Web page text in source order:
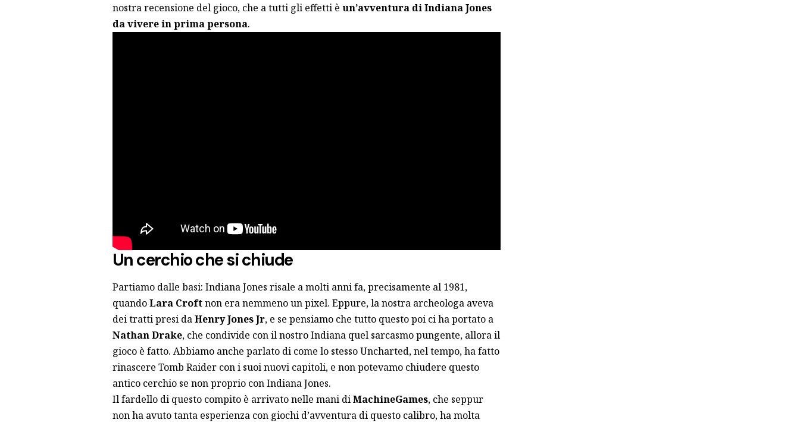
nostra recensione del gioco, che a tutti gli effetti è un’avventura di Indiana Jones
da vivere in prima persona.
Un cerchio che si chiude
Partiamo dalle basi: Indiana Jones risale a molti anni fa, precisamente al 1981,
quandoLara Croftnon era nemmeno un pixel. Eppure, la nostra archeologa aveva
dei tratti presi daHenry Jones Jr, e se pensiamo che tutto questo poi ci ha portato a
Nathan Drake, che condivide con il nostro Indiana quel sarcasmo pungente, allora il
gioco è fatto. Abbiamo anche parlato di come lo stesso Uncharted, nel tempo, ha fatto
rinascere Tomb Raider con i suoi nuovi capitoli, e non potevamo chiudere questo
antico cerchio se non proprio con Indiana Jones.
Il fardello di questo compito è arrivato nelle mani diMachineGames, che seppur
non ha avuto tanta esperienza con giochi d’avventura di questo calibro, ha molta